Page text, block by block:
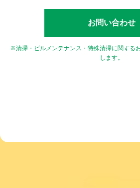
お問い合わせ
※清掃・ビルメンテナンス・特殊清掃に関する
します。